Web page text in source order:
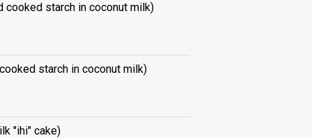
cooked starch in coconut milk)
starch in coconut milk)
"ihi" cake)